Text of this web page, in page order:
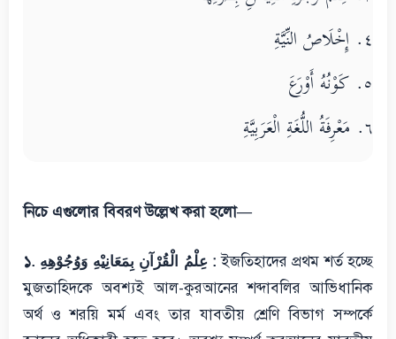
٤. إِخْلَاصُ النِّيَّةِ
٥. كَوْنُهُ أَوْرَعَ
٦. مَعْرِفَةُ اللُّغَةِ الْعَرَبِيَّةِ
নিচে এগুলোর বিবরণ উল্লেখ করা হলো—
১. عِلْمُ الْقُرْآنِ بِمَعَانِيْهِ وَوُجُوْهِهِ : ইজতিহাদের প্রথম শর্ত হচ্ছে
মুজতাহিদকে অবশ্যই আল-কুরআনের শব্দাবলির আভিধানিক
অর্থ ও শরয়ি মর্ম এবং তার যাবতীয় শ্রেণি বিভাগ সম্পর্কে